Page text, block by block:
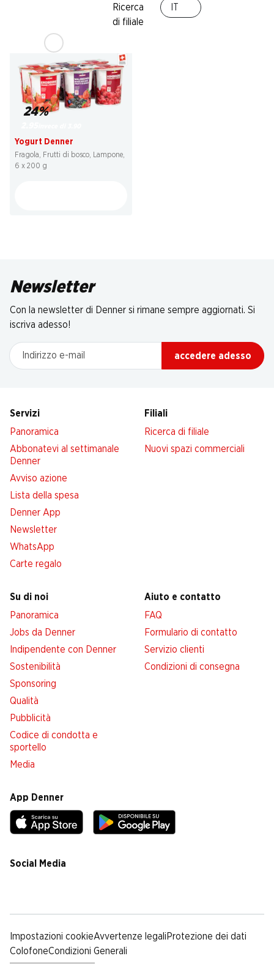
Ricerca
di filiale
* Solo nella Svizzera tedesca e
24%
Yogurt Denner
Fragola, Frutti di bosco, Lampone,
6 x 200 g
Newsletter
Con la newsletter di Denner si rimane sempre aggiornati. Si
iscriva adesso!
Indirizzo e-mail
accedere adesso
Servizi
Panoramica
Abbonatevi al settimanale
Denner
Avviso azione
Lista della spesa
Denner App
Newsletter
WhatsApp
Carte regalo
Filiali
Ricerca di filiale
Nuovi spazi commerciali
Su di noi
Panoramica
Jobs da Denner
Indipendente con Denner
Sostenibilità
Sponsoring
Qualità
Pubblicità
Codice di condotta e
sportello
Media
Aiuto e contatto
FAQ
Formulario di contatto
Servizio clienti
Condizioni di consegna
App Denner
Social Media
Impostazioni cookieAvvertenze legali Protezione dei dati
ColofoneCondizioni Generali